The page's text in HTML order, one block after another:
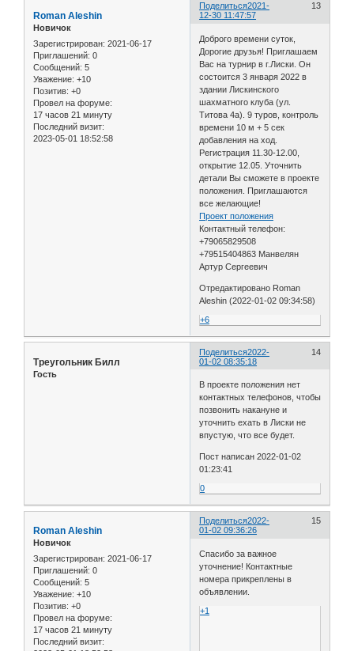
Поделиться 13
2021-
12-30 11:47:57
Roman Aleshin
Новичок
Зарегистрирован: 2021-06-17
Приглашений: 0
Сообщений: 5
Уважение: +10
Позитив: +0
Провел на форуме:
17 часов 21 минуту
Последний визит:
2023-05-01 18:52:58
Доброго времени суток,
Дорогие друзья! Приглашаем
Вас на турнир в г.Лиски. Он
состоится 3 января 2022 в
здании Лискинского
шахматного клуба (ул.
Титова 4а). 9 туров, контроль
времени 10 м + 5 сек
добавления на ход.
Регистрация 11.30-12.00,
открытие 12.05. Уточнить
детали Вы сможете в проекте
положения. Приглашаются
все желающие!
Проект положения
Контактный телефон:
+79065829508
+79515404863 Манвелян
Артур Сергеевич
Отредактировано Roman
Aleshin (2022-01-02 09:34:58)
+6
Поделиться 14
2022-
01-02 08:35:18
Треугольник Билл
Гость
В проекте положения нет
контактных телефонов, чтобы
позвонить накануне и
уточнить ехать в Лиски не
впустую, что все будет.
Пост написан 2022-01-02
01:23:41
0
Поделиться 15
2022-
01-02 09:36:26
Roman Aleshin
Новичок
Зарегистрирован: 2021-06-17
Приглашений: 0
Сообщений: 5
Уважение: +10
Позитив: +0
Провел на форуме:
17 часов 21 минуту
Последний визит:
Спасибо за важное
уточнение! Контактные
номера прикреплены в
объявлении.
+1